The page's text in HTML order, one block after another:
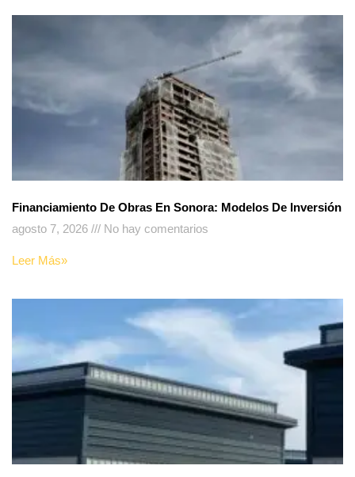
Financiamiento De Obras En Sonora: Modelos De Inversión
agosto 7, 2026
No hay comentarios
Leer Más»